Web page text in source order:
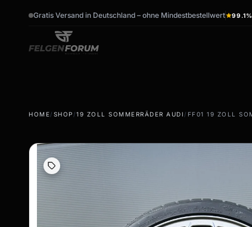
Gratis Versand in Deutschland – ohne Mindestbestellwert
Sommerräder & Felgen
Kompletträder -
Sommer
Winterräder & Felgen
HOME/ SHOP /19 ZOLL SOMMERRÄDER AUDI / FF01 19 ZOLL